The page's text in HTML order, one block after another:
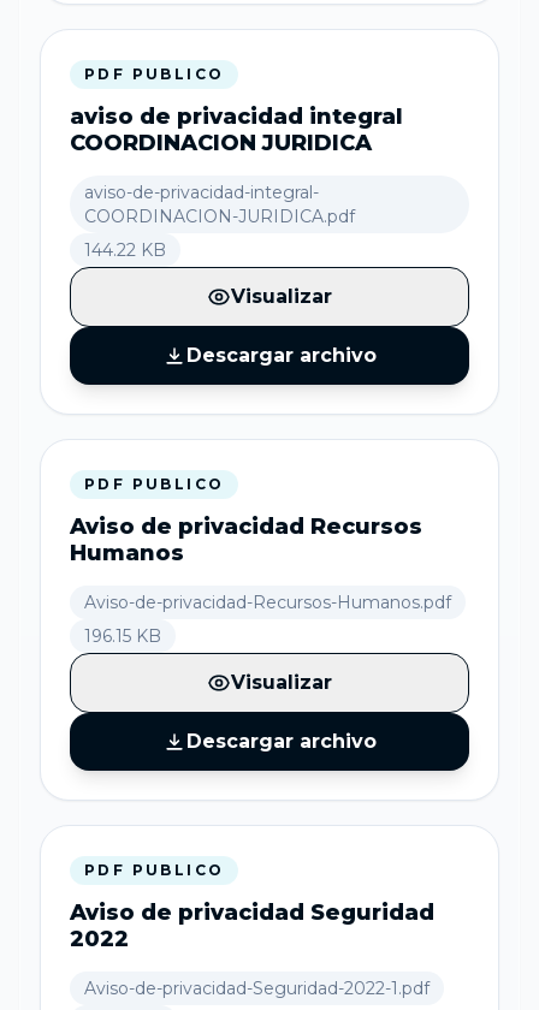
PDF PUBLICO
aviso de privacidad integral
COORDINACION JURIDICA
aviso-de-privacidad-integral-
COORDINACION-JURIDICA.pdf
144.22 KB
Visualizar
Descargar archivo
PDF PUBLICO
Aviso de privacidad Recursos
Humanos
Aviso-de-privacidad-Recursos-Humanos.pdf
196.15 KB
Visualizar
Descargar archivo
PDF PUBLICO
Aviso de privacidad Seguridad
2022
Aviso-de-privacidad-Seguridad-2022-1.pdf